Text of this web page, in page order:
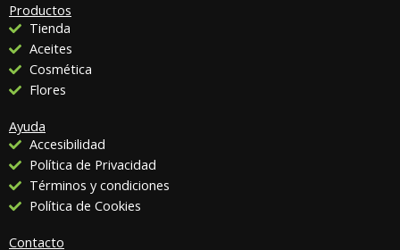
Productos
Tienda
Aceites
Cosmética
Flores
Ayuda
Accesibilidad
Política de Privacidad
Términos y condiciones
Política de Cookies
Contacto